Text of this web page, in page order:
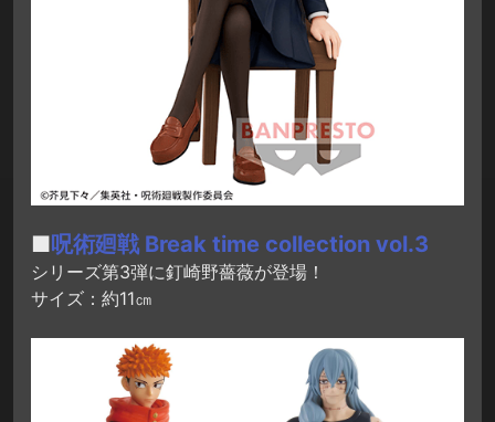
■呪術廻戦 Break time collection vol.3
シリーズ第3弾に釘崎野薔薇が登場！
サイズ：約11㎝